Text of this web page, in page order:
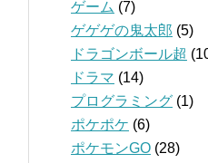
ゲーム (7)
ゲゲゲの鬼太郎 (5)
ドラゴンボール超
ドラマ (14)
プログラミング (1)
ポケポケ (6)
ポケモンGO (28)